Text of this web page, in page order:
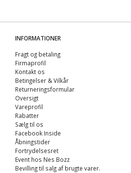
INFORMATIONER
Fragt og betaling
Firmaprofil
Kontakt os
Betingelser & Vilkår
Returneringsformular
Oversigt
Vareprofil
Rabatter
Sælg til os
Facebook Inside
Åbningstider
Fortrydelsesret
Event hos Nes Bozz
Bevilling til salg af brugte varer.